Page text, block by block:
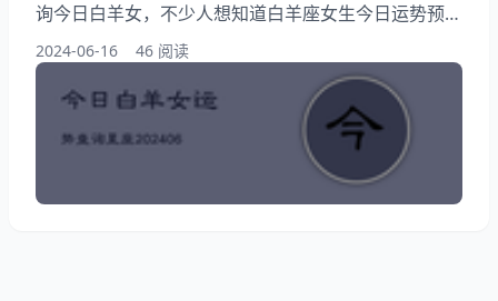
询今日白羊女，不少人想知道白羊座女生今日运势预
测，再者，还有人想问今日星座运势白羊女解读，下面
就为大家详解白羊座女生今日运势特点，那就请花费几
分钟时间仔细阅读6月22日白羊女今日运势详解吧！ 白
羊6月22日运势一览表 今日项目 评分/详情/配对 整体
运势： ★★★★★（五星稳固，坚不可摧） 事学业
★★★★☆（天赋与努力并存，值得赞赏。） 财富运
势
2024-06-16 46 阅读